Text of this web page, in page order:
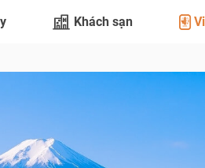
Khách sạn